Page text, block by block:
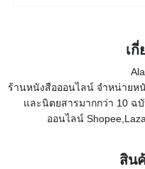
เกี่
ร้านหนังสือออนไลน์ จำหน่ายห
และนิตยสารมากกว่า 10 ฉ
ออนไลน์
สิน